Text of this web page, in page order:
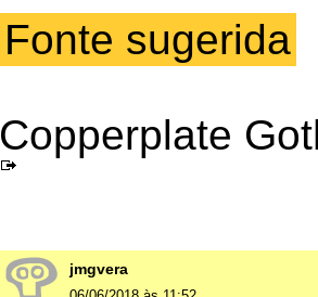
Fonte sugerida
Copperplate
jmgvera